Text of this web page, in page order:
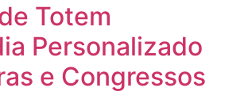
Totem
Personalizado
e Congressos